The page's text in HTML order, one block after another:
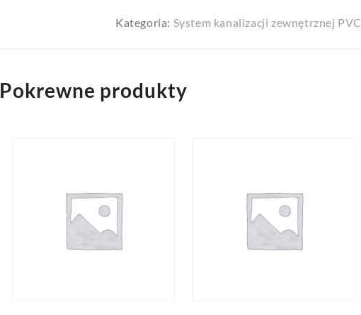
Kategoria: System kanalizacji zewnętrznej PVC
Pokrewne produkty